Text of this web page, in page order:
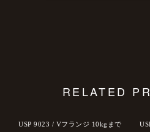
RELATED
USP 9023 / Vフランジ 10kgまで